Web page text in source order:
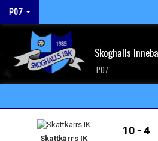
P07
Skoghalls
P07
Skattkärrs IK
10 - 4